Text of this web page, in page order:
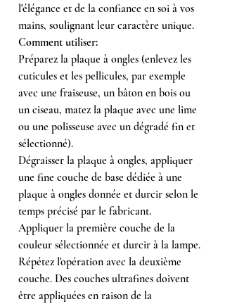
l'élégance et de la confiance en soi à vos
mains, soulignant leur caractère unique.
Comment utiliser:
Préparez la plaque à ongles (enlevez les
cuticules et les pellicules, par exemple
avec une fraiseuse, un bâton en bois ou
un ciseau, matez la plaque avec une lime
ou une polisseuse avec un dégradé fin et
sélectionné).
Dégraisser la plaque à ongles, appliquer
une fine couche de base dédiée à une
plaque à ongles donnée et durcir selon le
temps précisé par le fabricant.
Appliquer la première couche de la
couleur sélectionnée et durcir à la lampe.
Répétez l'opération avec la deuxième
couche. Des couches ultrafines doivent
être appliquées en raison de la